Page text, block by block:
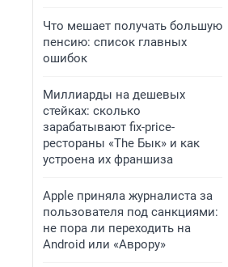
Что мешает получать большую
пенсию: список главных
ошибок
Миллиарды на дешевых
стейках: сколько
зарабатывают fix-price-
рестораны «The Бык» и как
устроена их франшиза
Apple приняла журналиста за
пользователя под санкциями:
не пора ли переходить на
Android или «Аврору»